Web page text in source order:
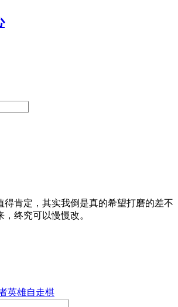
得肯定，其实我倒是真的希望打磨的差不
终究可以慢慢改。
英雄自走棋